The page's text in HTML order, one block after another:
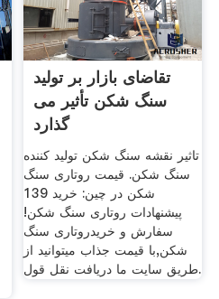
تقاضای بازار بر تولید
سنگ شکن تأثیر می
گذارد
تاثیر نقشه سنگ شکن تولید کننده
سنگ شکن. قیمت روتاری سنگ
شکن در چين: خرید 139
پیشنهادات روتاری سنگ شکن!
سفارش و خریدروتاری سنگ
شکن,با قیمت جذاب میتوانید از
طریق سایت ما دریافت نقل قول.